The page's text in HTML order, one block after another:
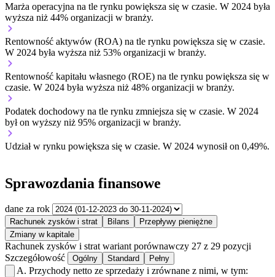
Marża operacyjna na tle rynku powiększa się w czasie. W 2024 była
wyższa niż 44% organizacji w branży.
Rentowność aktywów (ROA) na tle rynku powiększa się w czasie.
W 2024 była wyższa niż 53% organizacji w branży.
Rentowność kapitału własnego (ROE) na tle rynku powiększa się w
czasie. W 2024 była wyższa niż 48% organizacji w branży.
Podatek dochodowy na tle rynku zmniejsza się w czasie. W 2024
był on wyższy niż 95% organizacji w branży.
Udział w rynku powiększa się w czasie. W 2024 wynosił on 0,49%.
Sprawozdania finansowe
dane za rok
Rachunek zysków i strat Bilans
Przepływy pieniężne
Zmiany w kapitale
Rachunek zysków i strat wariant porównawczy 27 z 29 pozycji
Szczegółowość
Ogólny Standard Pełny
A. Przychody netto ze sprzedaży i zrównane z nimi, w tym: